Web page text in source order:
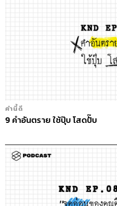
คำนี้ดี
9 คำอันตราย ใช้ปุ๊บ โสดปั๊บ